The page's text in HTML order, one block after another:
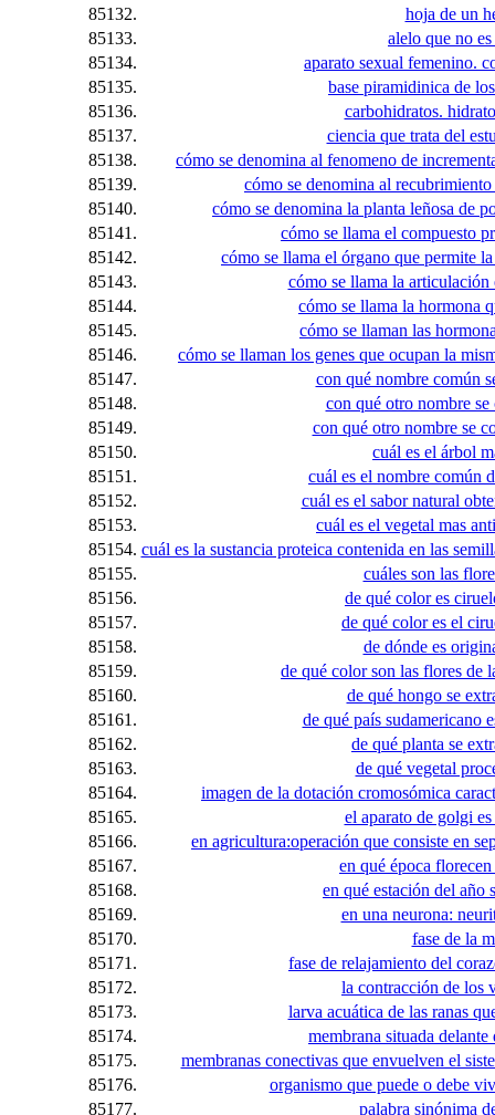
85132.
hoja de un
85133.
alelo que no
85134.
aparato sexual femenino.
85135.
base piramidinica de
85136.
carbohidratos.
85137.
ciencia que trata del
85138.
cómo se denomina al fenomeno de
85139.
cómo se denomina al
85140.
cómo se denomina la planta leñosa de
85141.
cómo se llama el compuesto
85142.
cómo se llama el órgano que permite
85143.
cómo se llama la
85144.
cómo se llama la hormona
85145.
cómo se llaman las
85146.
cómo se llaman los genes que ocupan la
85147.
con qué nombre común
85148.
con qué otro nombre
85149.
con qué otro nombre se
85150.
cuál es el árbol
85151.
cuál es el nombre común
85152.
cuál es el sabor natural
85153.
cuál es el vegetal mas
85154. cuál es la sustancia proteica contenida en las
85155.
cuáles son las
85156.
de qué color es
85157.
de qué color es el
85158.
de dónde es
85159.
de qué color son las flores de
85160.
de qué hongo se
85161.
de qué país sudamericano
85162.
de qué planta se
85163.
de qué vegetal
85164.
imagen de la dotación cromosómica
85165.
el aparato de golgi
85166.
en agricultura:operación que consiste en
85167.
en qué época
85168.
en qué estación del año
85169.
en una neurona:
85170.
fase de la
85171.
fase de relajamiento del
85172.
la contracción de los
85173.
larva acuática de las ranas
85174.
membrana situada
85175.
membranas conectivas que envuelven el
85176.
organismo que puede o debe
85177.
palabra sinónima